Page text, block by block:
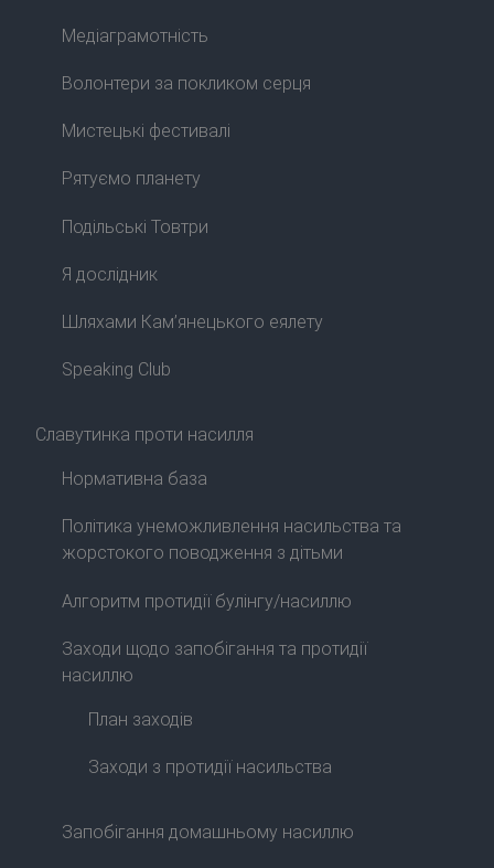
Медіаграмотність
Волонтери за покликом серця
Мистецькі фестивалі
Рятуємо планету
Подільські Товтри
Я дослідник
Шляхами Кам’янецького еялету
Speaking Club
Славутинка проти насилля
Нормативна база
Політика унеможливлення насильства та
жорстокого поводження з дітьми
Алгоритм протидії булінгу/насиллю
Заходи щодо запобігання та протидії
насиллю
План заходів
Заходи з протидії насильства
Запобігання домашньому насиллю